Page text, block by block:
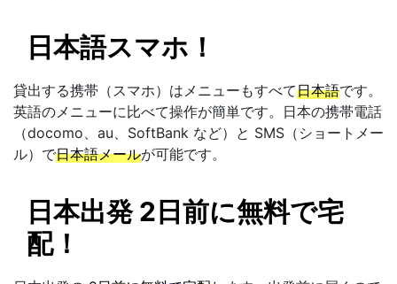
日本語スマホ！
貸出する携帯（スマホ）はメニューもすべて日本語です。
英語のメニューに比べて操作が簡単です。日本の携帯電話
（docomo、au、SoftBank など）と SMS（ショートメー
ル）で日本語メールが可能です。
日本出発 2日前に無料で宅
配！